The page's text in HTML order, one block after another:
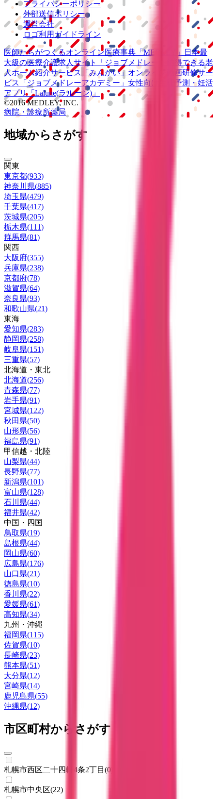
プライバシーポリシー
外部送信ポリシー
運営会社
ロゴ利用ガイドライン
医師たちがつくるオンライン医療事典 「MEDLEY」
日本最
大級の医療介護求人サイト 「ジョブメドレー」 納得できる老
人ホーム紹介サービス
「みんかい」 オンライン
動画研修サー
ビス
「ジョブメドレーアカデミー」 女性向け
生理予測・妊活
アプリ「Lalune(ラルーン)」
©2016 MEDLEY, INC.
病院・診療所薬局
地域からさがす
関東
東京都(933)
神奈川県(885)
埼玉県(479)
千葉県(417)
茨城県(205)
栃木県(111)
群馬県(81)
関西
大阪府(355)
兵庫県(238)
京都府(78)
滋賀県(64)
奈良県(93)
和歌山県(21)
東海
愛知県(283)
静岡県(258)
岐阜県(151)
三重県(57)
北海道・東北
北海道(256)
青森県(77)
岩手県(91)
宮城県(122)
秋田県(50)
山形県(56)
福島県(91)
甲信越・北陸
山梨県(44)
長野県(77)
新潟県(101)
富山県(128)
石川県(44)
福井県(42)
中国・四国
鳥取県(19)
島根県(44)
岡山県(60)
広島県(176)
山口県(21)
徳島県(10)
香川県(22)
愛媛県(61)
高知県(34)
九州・沖縄
福岡県(115)
佐賀県(10)
長崎県(23)
熊本県(51)
大分県(12)
宮崎県(14)
鹿児島県(55)
沖縄県(12)
市区町村からさがす
札幌市西区二十四軒4条2丁目 (0
札幌市中央区(22)